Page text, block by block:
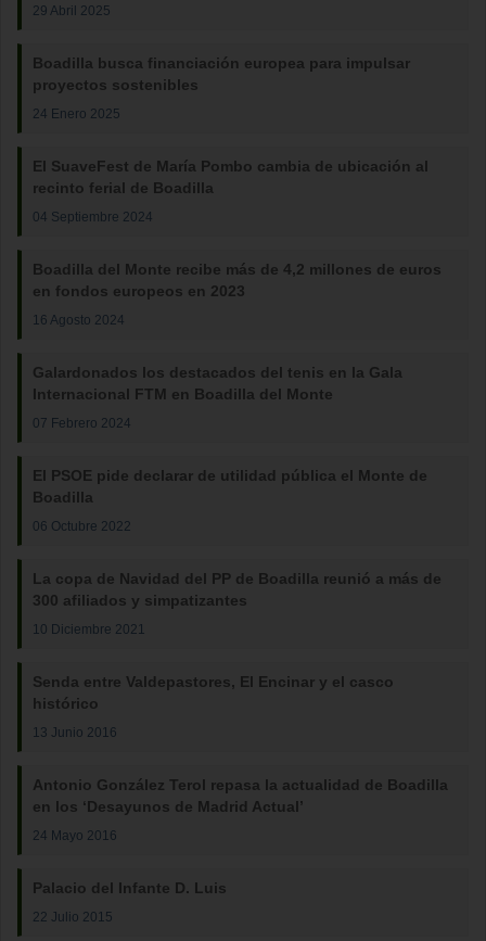
29 Abril 2025
Boadilla busca financiación europea para impulsar
proyectos sostenibles
24 Enero 2025
El SuaveFest de María Pombo cambia de ubicación al
recinto ferial de Boadilla
04 Septiembre 2024
Boadilla del Monte recibe más de 4,2 millones de euros
en fondos europeos en 2023
16 Agosto 2024
Galardonados los destacados del tenis en la Gala
Internacional FTM en Boadilla del Monte
07 Febrero 2024
El PSOE pide declarar de utilidad pública el Monte de
Boadilla
06 Octubre 2022
La copa de Navidad del PP de Boadilla reunió a más de
300 afiliados y simpatizantes
10 Diciembre 2021
Senda entre Valdepastores, El Encinar y el casco
histórico
13 Junio 2016
Antonio González Terol repasa la actualidad de Boadilla
en los ‘Desayunos de Madrid Actual’
24 Mayo 2016
Palacio del Infante D. Luis
22 Julio 2015